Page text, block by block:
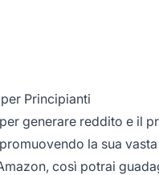
Principianti
generare reddito e il
la sua
così potrai